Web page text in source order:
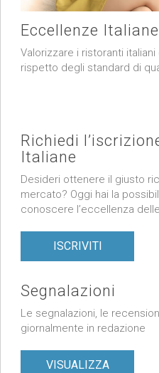
Eccellenze
Valorizzare i ristoranti
rispetto degli standard di
Richiedi
Italiane
Desideri ottenere il giusto
mercato? Oggi hai la
conoscere l’eccellenza
ISCRIVITI
Segnalazioni
Le segnalazioni, le
giornalmente in redazione
VISUALIZZA